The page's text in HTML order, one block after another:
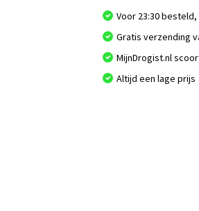
Voor 23:30
Gratis verzending
MijnDrogist.nl
Altijd een lage prijs